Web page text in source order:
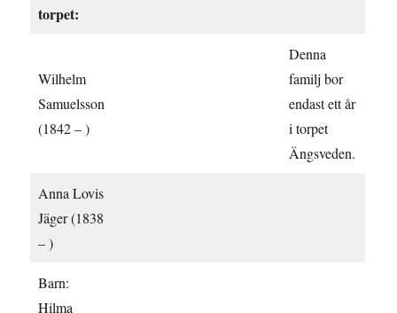
torpet:
Wilhelm
Samuelsson
(1842 – )
Denna
familj bor
endast ett år
i torpet
Ängsveden.
Anna Lovis
Jäger (1838
– )
Barn:
Hilma